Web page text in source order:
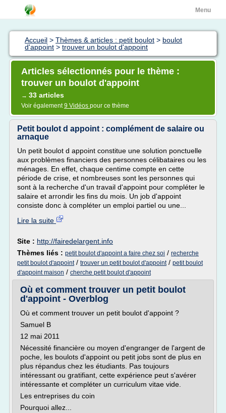
Menu
Accueil > Thèmes & articles : petit boulot > boulot
d'appoint > trouver un boulot d'appoint
Articles sélectionnés pour le thème :
trouver un boulot d'appoint
→ 33 articles
Voir également9 Vidéos pour ce thème
Petit boulot d appoint : complément de salaire ou
arnaque
Un petit boulot d appoint constitue une solution ponctuelle
aux problèmes financiers des personnes célibataires ou les
ménages. En effet, chaque centime compte en cette
période de crise, et nombreuses sont les personnes qui
sont à la recherche d'un travail d'appoint pour compléter le
salaire et arrondir les fins du mois. Un job d'appoint
consiste donc à compléter un emploi partiel ou une...
Lire la suite
Site : http://fairedelargent.info
Thèmes liés : petit boulot d'appoint a faire chez soi / recherche
petit boulot d'appoint/ trouver un petit boulot d'appoint/ petit boulot
d'appoint maison / cherche petit boulot d'appoint
Où et comment trouver un petit boulot
d'appoint - Overblog
Où et comment trouver un petit boulot d'appoint ?
Samuel B
12 mai 2011
Nécessité financière ou moyen d'engranger de l'argent de
poche, les boulots d'appoint ou petit jobs sont de plus en
plus répandus chez les étudiants. Pas toujours
intéressant ou gratifiant, cette expérience peut s'avérer
intéressante et compléter un curriculum vitae vide.
Les entreprises du coin
Pourquoi allez...